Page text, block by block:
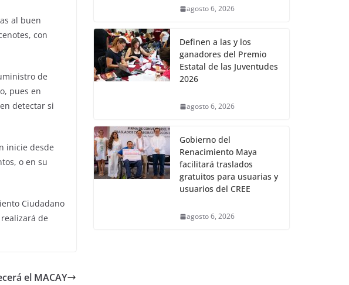
al buen
con
de
pues en
detectar si
inicie desde
o en su
Ciudadano
de
el MACAY
agosto 6, 2026
Definen a las y los
ganadores del Premio
Estatal de las Juventudes
2026
agosto 6, 2026
Gobierno del
Renacimiento Maya
facilitará traslados
gratuitos para usuarias y
usuarios del CREE
agosto 6, 2026